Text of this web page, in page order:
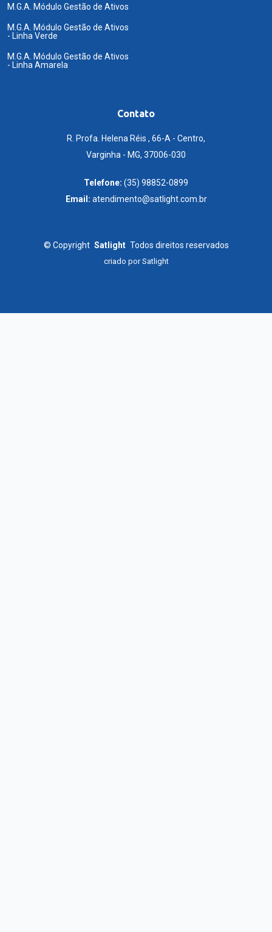
M.G.A. Módulo Gestão de Ativos
M.G.A. Módulo Gestão de Ativos
- Linha Verde
M.G.A. Módulo Gestão de Ativos
- Linha Amarela
Contato
R. Profa. Helena Réis , 66-A - Centro,
Varginha - MG, 37006-030
Telefone: (35) 98852-0899
Email: atendimento@satlight.com.br
© Copyright Satlight Todos direitos reservados
criado porSatlight